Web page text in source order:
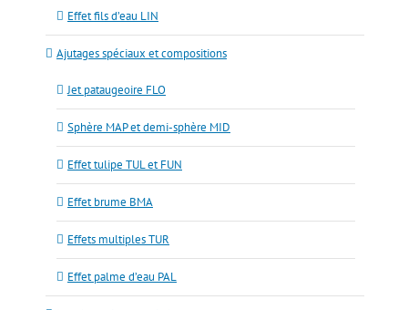
Effet fils d’eau LIN
Ajutages spéciaux et compositions
Jet pataugeoire FLO
Sphère MAP et demi-sphère MID
Effet tulipe TUL et FUN
Effet brume BMA
Effets multiples TUR
Effet palme d’eau PAL